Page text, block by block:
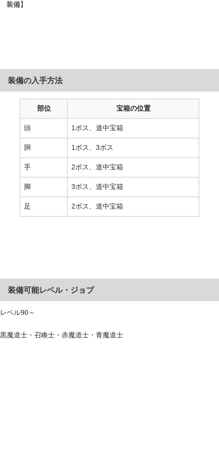
装備】
装備の入手方法
部位 宝箱の位置
頭 1ボス、道中宝箱
胴 1ボス、3ボス
手 2ボス、道中宝箱
脚 3ボス、道中宝箱
足 2ボス、道中宝箱
装備可能レベル・ジョブ
レベル90～
黒魔道士・召喚士・赤魔道士・青魔道士